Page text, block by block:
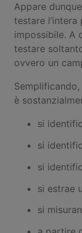
Appare
testare
impossibile. A
testare
ovvero un
è
si
si
si
si estrae
si